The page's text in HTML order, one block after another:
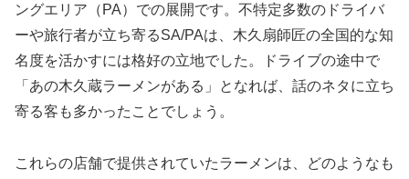
ングエリア（PA）での展開です。不特定多数のドライバ
ーや旅行者が立ち寄るSA/PAは、木久扇師匠の全国的な知
名度を活かすには格好の立地でした。ドライブの途中で
「あの木久蔵ラーメンがある」となれば、話のネタに立ち
寄る客も多かったことでしょう。
これらの店舗で提供されていたラーメンは、どのようなも